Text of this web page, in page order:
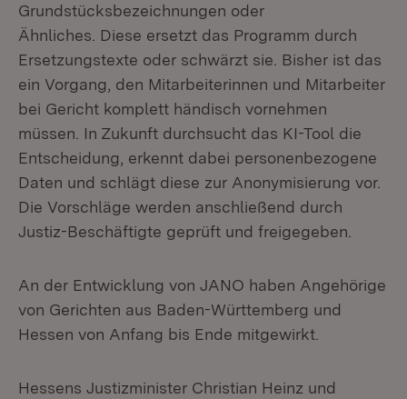
Grundstücksbezeichnungen oder
Ähnliches. Diese ersetzt das Programm durch
Ersetzungstexte oder schwärzt sie. Bisher ist das
ein Vorgang, den Mitarbeiterinnen und Mitarbeiter
bei Gericht komplett händisch vornehmen
müssen. In Zukunft durchsucht das KI-Tool die
Entscheidung, erkennt dabei personenbezogene
Daten und schlägt diese zur Anonymisierung vor.
Die Vorschläge werden anschließend durch
Justiz-Beschäftigte geprüft und freigegeben.
An der Entwicklung von JANO haben Angehörige
von Gerichten aus Baden-Württemberg und
Hessen von Anfang bis Ende mitgewirkt.
Hessens Justizminister Christian Heinz und